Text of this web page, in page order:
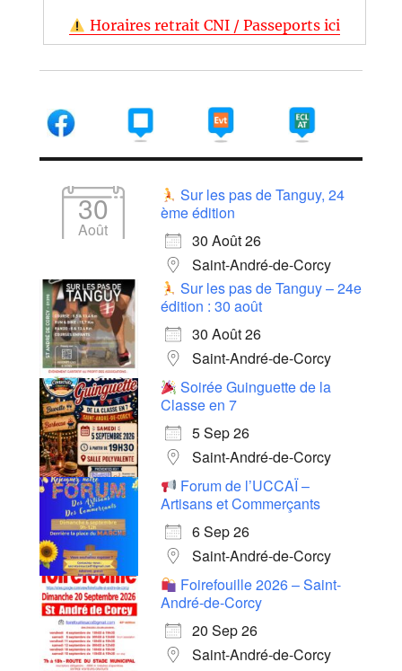
Horaires retrait CNI / Passeports ici
30
Août
Sur les pas de Tanguy, 24
ème édition
30 Août 26
Saint-André-de-Corcy
Sur les pas de Tanguy – 24e
édition : 30 août
30 Août 26
Saint-André-de-Corcy
Soirée Guinguette de la
Classe en 7
5 Sep 26
Saint-André-de-Corcy
Forum de l’UCCAÏ –
Artisans et Commerçants
6 Sep 26
Saint-André-de-Corcy
Foirefouille 2026 – Saint-
André-de-Corcy
20 Sep 26
Saint-André-de-Corcy